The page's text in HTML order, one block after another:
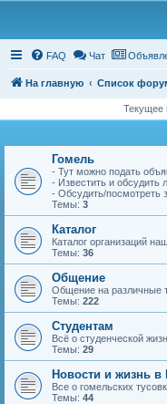
FAQ Чат
На главную Список
Текущее
Гомель
- Тут можно подать
- Известить и обсудить
- Обсудить/посмотреть
Темы: 3
Каталог
Каталог организаций
Темы: 36
Общение
Общение на различные
Темы: 222
Студентам
Всё о студенческой
Темы: 29
Новости и жизнь в
Все о гомельских
Темы: 44